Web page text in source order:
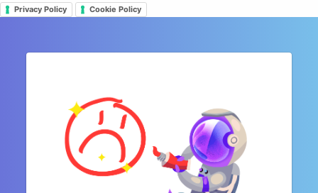
Privacy Policy Cookie Policy